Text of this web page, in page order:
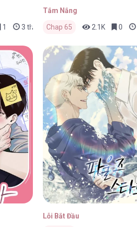
1 3 tháng trước
Tắm Nắng
Chap 65 2.1K 0
Lỗi Bắt Đầu